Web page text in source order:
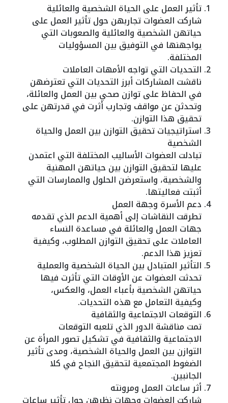
تأثير العمل على الحياة الشخصية والعائلية
شاركت العضوات تجاربهن حول تأثير العمل على
حياتهن الشخصية والعائلية والصعوبات التي
يواجهنها في التوفيق بين المسؤوليات
المختلفة.
التحديات التي تواجه الأمهات العاملات
ناقشت المشاركات أبرز التحديات التي تعترضهن
في الحفاظ على توازن صحي بين العمل والعائلة،
وتحدثن عن مواقف وتجارب أثرت في قدرتهن على
تحقيق هذا التوازن.
استراتيجيات تحقيق التوازن بين العمل والحياة
الشخصية
تبادلت العضوات الأساليب المختلفة التي اعتمدن
عليها لتحقيق التوازن بين حياتهن المهنية
والشخصية، واستعرضن الحلول والممارسات التي
أثبتت فعاليتها.
دعم الأسرة وجهة العمل
تطرقت النقاشات إلى أهمية الدعم الذي تقدمه
جهات العمل والعائلة في مساعدة النساء
العاملات على تحقيق التوازن المطلوب، وكيفية
تعزيز هذا الدعم.
التأثير المتبادل بين الحياة الشخصية والعملية
تحدثت العضوات عن الأوقات التي تأثرت فيها
حياتهن الشخصية بأعباء العمل، والعكس،
وكيفية التعامل مع هذه التحديات.
التوقعات الاجتماعية والثقافية
تمت مناقشة الدور الذي تلعبه التوقعات
الاجتماعية والثقافية في تشكيل تصور المرأة عن
التوازن بين العمل والحياة الشخصية، ومدى تأثير
الضغوط المجتمعية لتحقيق النجاح في كلا
الجانبين.
أثر ساعات العمل ومرونته